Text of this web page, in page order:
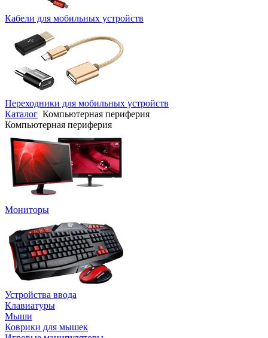
Кабели для мобильных устройств
Переходники для мобильных устройств
Каталог Компьютерная периферия
Компьютерная периферия
Мониторы
Устройства ввода
Клавиатуры
Мыши
Коврики для мышек